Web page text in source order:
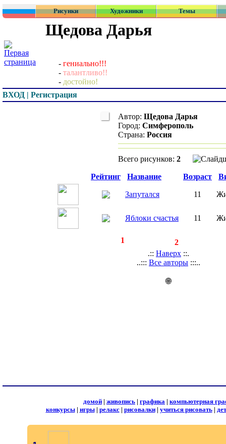
Рисунки Художники Темы
Щедова Дарья
- гениально!!!
- талантливо!!
- достойно!
ВХОД | Регистрация
Автор: Щедова Дарья
Город: Симферополь
Страна: Россия
Всего рисунков: 2
Рейтинг Название Возраст
Запутался 11
Яблоки счастья 11
1
2
.:: Наверх ::.
..::: Все авторы :::..
🌐
домой | живопись | графика | компьютерная
конкурсы| игры| релакс| рисовалки| учиться рисовать|